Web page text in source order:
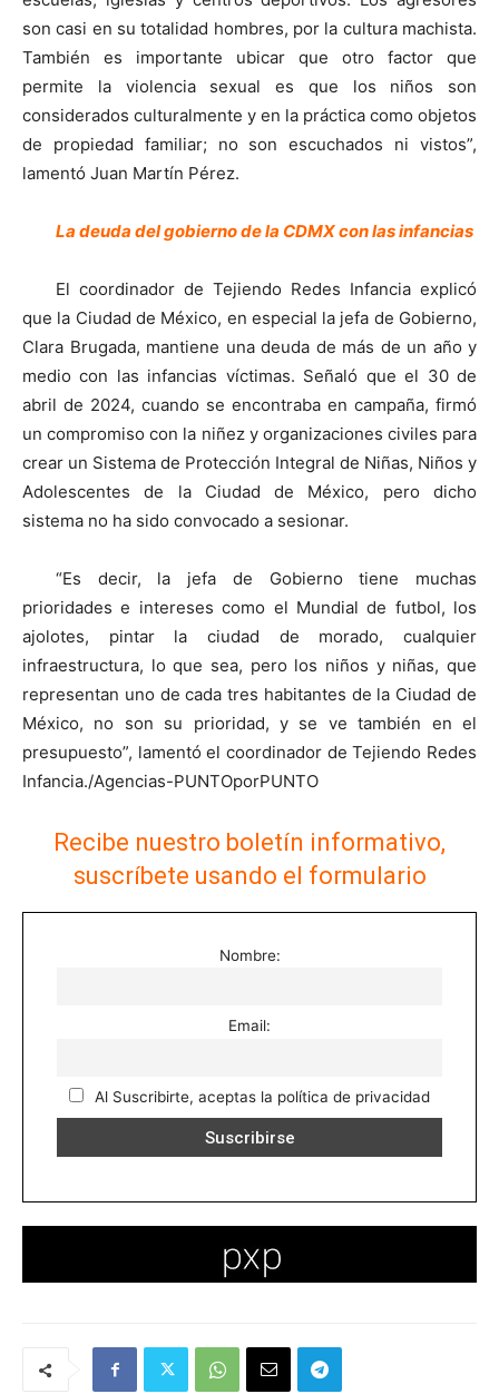
son casi en su totalidad hombres, por la cultura machista.
También es importante ubicar que otro factor que
permite la violencia sexual es que los niños son
considerados culturalmente y en la práctica como objetos
de propiedad familiar; no son escuchados ni vistos”,
lamentó Juan Martín Pérez.
La deuda del gobierno de la CDMX con las infancias
El coordinador de Tejiendo Redes Infancia explicó
que la Ciudad de México, en especial la jefa de Gobierno,
Clara Brugada, mantiene una deuda de más de un año y
medio con las infancias víctimas. Señaló que el 30 de
abril de 2024, cuando se encontraba en campaña, firmó
un compromiso con la niñez y organizaciones civiles para
crear un Sistema de Protección Integral de Niñas, Niños y
Adolescentes de la Ciudad de México, pero dicho
sistema no ha sido convocado a sesionar.
“Es decir, la jefa de Gobierno tiene muchas
prioridades e intereses como el Mundial de futbol, los
ajolotes, pintar la ciudad de morado, cualquier
infraestructura, lo que sea, pero los niños y niñas, que
representan uno de cada tres habitantes de la Ciudad de
México, no son su prioridad, y se ve también en el
presupuesto”, lamentó el coordinador de Tejiendo Redes
Infancia./Agencias-PUNTOporPUNTO
Recibe nuestro boletín informativo,
suscríbete usando el formulario
Nombre:
Email:
Al Suscribirte, aceptas la política de privacidad